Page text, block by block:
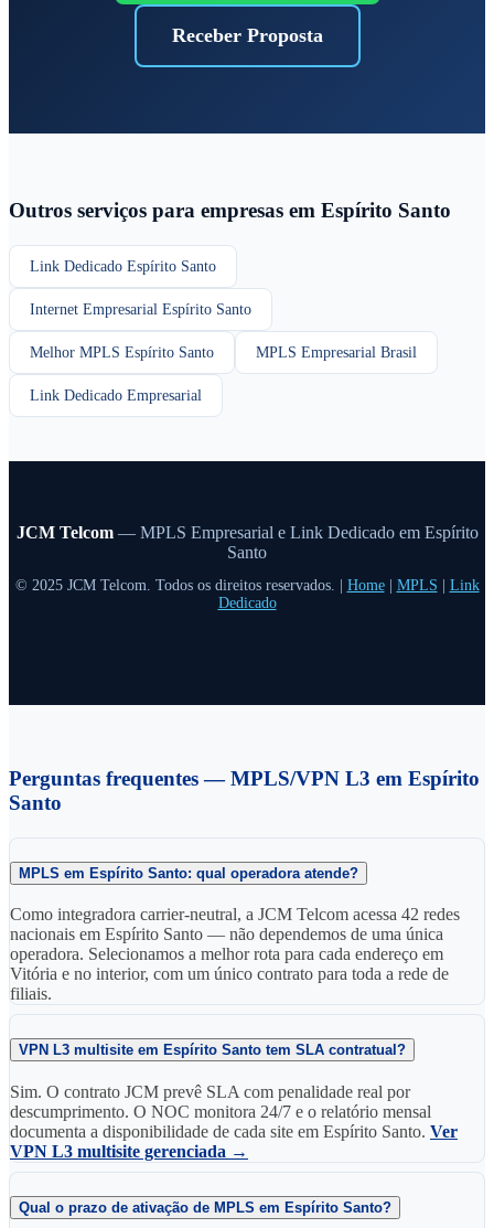
Receber Proposta
Outros serviços para empresas em Espírito Santo
Link Dedicado Espírito Santo
Internet Empresarial Espírito Santo
Melhor MPLS Espírito Santo MPLS Empresarial Brasil
Link Dedicado Empresarial
JCM Telcom— MPLS Empresarial e Link Dedicado em Espírito
Santo
© 2025 JCM Telcom. Todos os direitos reservados. | Home| MPLS
Link
Dedicado
Perguntas frequentes — MPLS/VPN L3 em Espírito
Santo
MPLS em Espírito Santo: qual operadora atende?
Como integradora carrier-neutral, a JCM Telcom acessa 42 redes
nacionais em Espírito Santo — não dependemos de uma única
operadora. Selecionamos a melhor rota para cada endereço em
Vitória e no interior, com um único contrato para toda a rede de
filiais.
VPN L3 multisite em Espírito Santo tem SLA contratual?
Sim. O contrato JCM prevê SLA com penalidade real por
descumprimento. O NOC monitora 24/7 e o relatório mensal
documenta a disponibilidade de cada site em Espírito Santo. Ver
VPN L3 multisite gerenciada →
Qual o prazo de ativação de MPLS em Espírito Santo?